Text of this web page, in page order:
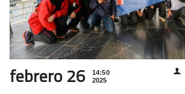
febrero 26
14:50
2025
👤